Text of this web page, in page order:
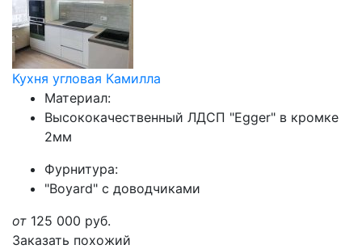
Кухня угловая Камилла
Материал:
Высококачественный ЛДСП "Egger" в кромке
2мм
Фурнитура:
"Boyard" с доводчиками
от 125 000 руб.
Заказать похожий